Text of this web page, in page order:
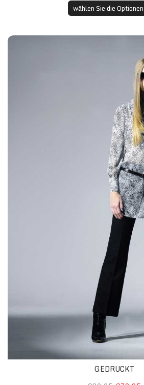
wählen Sie die
GEDRUCKT